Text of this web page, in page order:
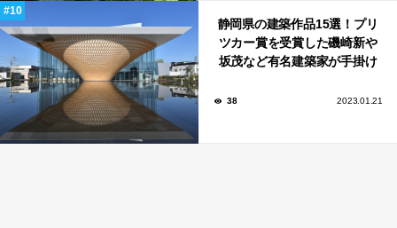
静岡県の建築作品15選！プリ
ツカー賞を受賞した磯崎新や
坂茂など有名建築家が手掛け
38 2023.01.21